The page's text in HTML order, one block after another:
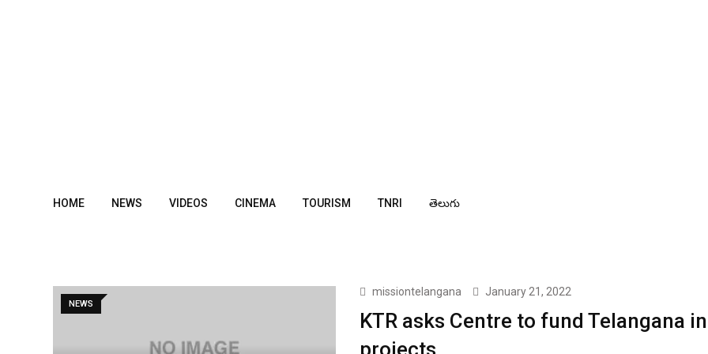
HOME NEWS VIDEOS CINEMA TOURISM TNRI తెలుగు
NEWS
missiontelangana January 21, 2022
KTR asks Centre to fund Telangana
projects.